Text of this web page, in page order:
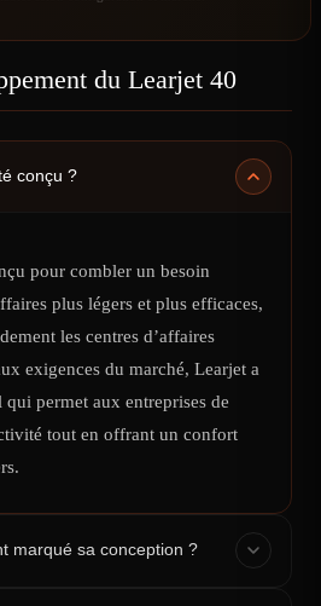
du Learjet 40
conçu ?
pour combler un besoin
plus légers et plus efficaces,
les centres d’affaires
exigences du marché, Learjet a
permet aux entreprises de
tout en offrant un confort
marqué sa conception ?